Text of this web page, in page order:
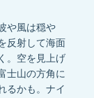
や風は穏や
反射して海面
。空を見上げ
士山の方角に
るかも。ナイ